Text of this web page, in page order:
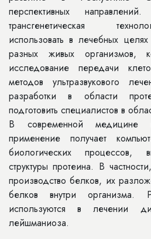
перспективных
трансгенетическая
использовать в лечебных
разных живых организмов,
исследование передачи
методов ультразвукового
разработки в области
подготовить специалистов в
В современной медицине
применение получает
биологических процессов,
структуры протеина. В
производство белков, их
белков внутри организма.
используются в лечении
лейшманиоза.